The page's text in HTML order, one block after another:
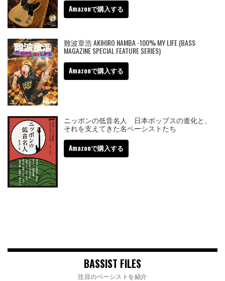
Amazonで購入する
難波章浩 AKIHIRO NAMBA -100% MY LIFE (BASS
MAGAZINE SPECIAL FEATURE SERIES)
Amazonで購入する
ニッポンの低音名人 日本ポップスの進化と、
それを支えてきた名ベーシストたち
Amazonで購入する
BASSIST FILES
注目のベーシストを紹介